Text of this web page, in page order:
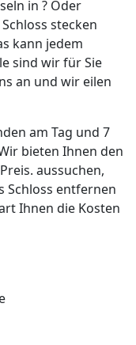
in ? Oder
stecken
kann jedem
sind wir für Sie
an und wir eilen
am Tag und 7
bieten Ihnen den
aussuchen,
Schloss entfernen
Ihnen die Kosten